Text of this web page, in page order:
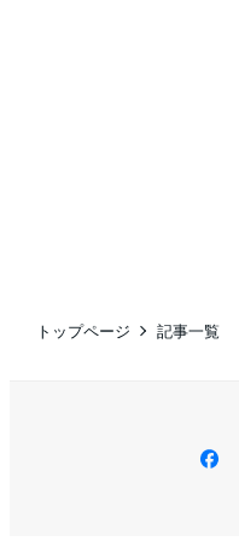
トップページ 記事一覧